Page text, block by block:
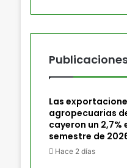
Las
agropecuarias
cayeron un 2,7%
semestre de
Hace 2 días